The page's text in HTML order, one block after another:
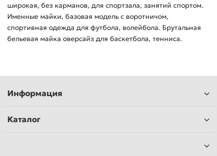
широкая, без карманов, для спортзала, занятий спортом.
Именные майки, базовая модель с воротничом,
спортивная одежда для футбола, волейбола. Брутальная
бельевая майка оверсайз для баскетбола, тенниса.
Информация
Каталог